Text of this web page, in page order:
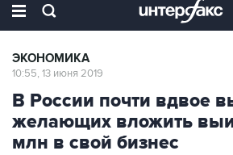
ЭКОНОМИКА
10:55, 13 июня 2019
В России почти вдвое
желающих вложить
млн в свой бизнес